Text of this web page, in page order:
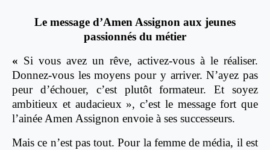
Le message d’Amen Assignon aux jeunes
passionnés du métier
« Si vous avez un rêve, activez-vous à le réaliser.
Donnez-vous les moyens pour y arriver. N’ayez pas
peur d’échouer, c’est plutôt formateur. Et soyez
ambitieux et audacieux », c’est le message fort que
l’ainée Amen Assignon envoie à ses successeurs.
Mais ce n’est pas tout. Pour la femme de média, il est